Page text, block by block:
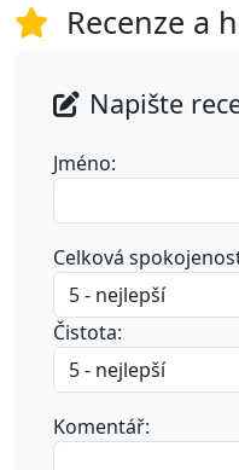
Recenze a
Napište
Jméno:
Celková
Čistota:
Komentář: